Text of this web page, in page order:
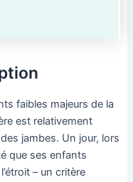
faibles majeurs de la
est relativement
jambes. Un jour, lors
que ses enfants
– un critère